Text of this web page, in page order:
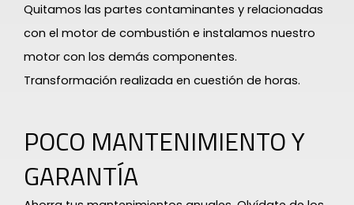
Quitamos las partes contaminantes y relacionadas
con el motor de combustión e instalamos nuestro
motor con los demás componentes.
Transformación realizada en cuestión de horas.
POCO MANTENIMIENTO Y
GARANTÍA